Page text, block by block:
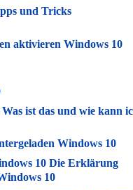
und Tricks
aktivieren Windows 10
ist das und wie kann
Windows 10
10 Die Erklärung
10